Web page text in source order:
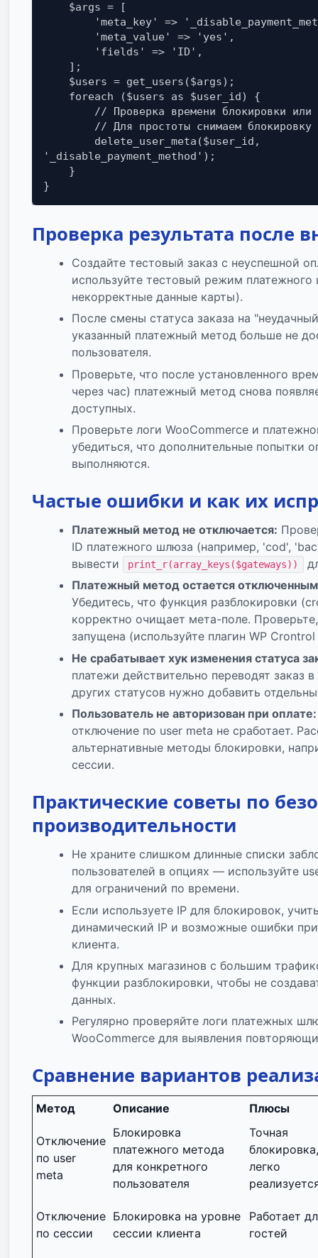
'_disable_payment_method');
Проверка результата после
Создайте тестовый заказ с неуспешной
используйте тестовый режим
некорректные данные карты).
После смены статуса заказа на
указанный платежный метод больше не
пользователя.
Проверьте, что после установленного
через час) платежный метод снова
доступных.
Проверьте логи WooCommerce и
убедиться, что дополнительные попытки
выполняются.
Частые ошибки и как их
Платежный метод не отключается:
ID платежного шлюза (например, 'cod',
вывести
print_r(array_keys($gateways))
Платежный метод остается отключенным
Убедитесь, что функция разблокировки
корректно очищает мета-поле.
запущена (используйте плагин WP
Не срабатывает хук изменения статуса
платежи действительно переводят заказ
других статусов нужно добавить
Пользователь не авторизован при оплате:
отключение по user meta не сработает.
альтернативные методы блокировки,
сессии.
Практические советы по
производительности
Не храните слишком длинные списки
пользователей в опциях — используйте
для ограничений по времени.
Если используете IP для блокировок,
динамический IP и возможные ошибки
клиента.
Для крупных магазинов с большим
функции разблокировки, чтобы не
данных.
Регулярно проверяйте логи платежных
WooCommerce для выявления
Сравнение вариантов
Метод Описание Плюсы
Отключение
по user
meta
Блокировка
платежного метода
для конкретного
пользователя
Точная
блокировка,
легко
Отключение
по сессии
Блокировка на уровне
сессии клиента
Работает
гостей